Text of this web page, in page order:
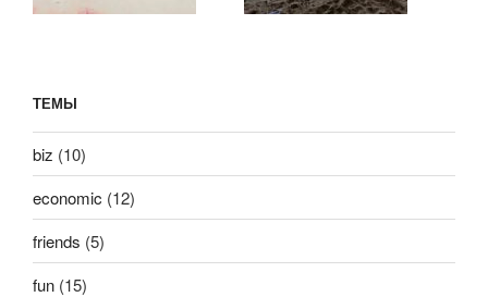
ТЕМЫ
biz (10)
economic (12)
friends (5)
fun (15)